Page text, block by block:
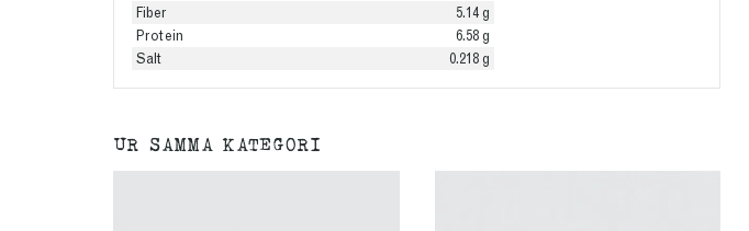
Fiber
5.14 g
Protein
6.58 g
Salt
0.218 g
UR SAMMA KATEGORI